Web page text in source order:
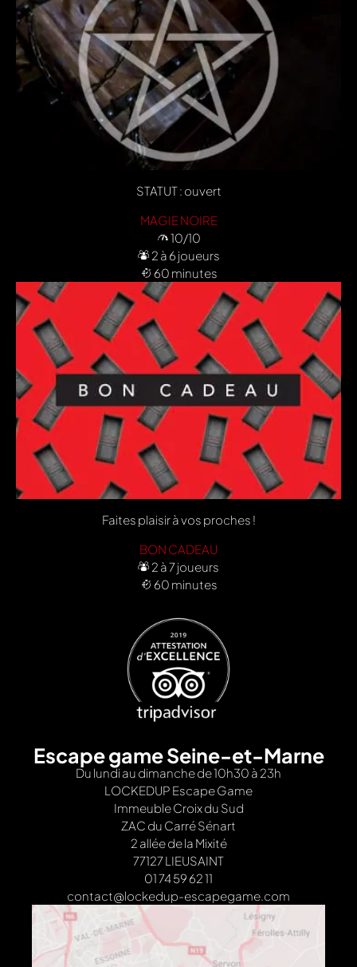
STATUT : ouvert
MAGIE NOIRE
10/10
2 à 6 joueurs
60 minutes
Faites plaisir à vos proches !
BON CADEAU
2 à 7 joueurs
60 minutes
Escape game Seine-et-Marne
Du lundi au dimanche de 10h30 à 23h
LOCKEDUP Escape Game
Immeuble Croix du Sud
ZAC du Carré Sénart
2 allée de la Mixité
77127 LIEUSAINT
01 74 59 62 11
contact@lockedup-escapegame.com